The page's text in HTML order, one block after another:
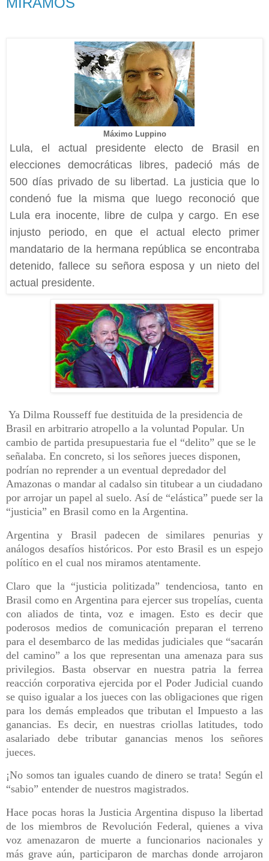
Máximo Luppino
Lula, el actual presidente electo de Brasil en
elecciones democráticas libres, padeció más de
500 días privado de su libertad. La justicia que lo
condenó fue la misma que luego reconoció que
Lula era inocente, libre de culpa y cargo. En ese
injusto periodo, en que el actual electo primer
mandatario de la hermana república se encontraba
detenido, fallece su señora esposa y un nieto del
actual presidente.
Ya Dilma Rousseff fue destituida de la presidencia de
Brasil en arbitrario atropello a la voluntad Popular. Un
cambio de partida presupuestaria fue el “delito” que se le
señalaba. En concreto, si los señores jueces disponen,
podrían no reprender a un eventual depredador del
Amazonas o mandar al cadalso sin titubear a un ciudadano
por arrojar un papel al suelo. Así de “elástica” puede ser la
“justicia” en Brasil como en la Argentina.
Argentina y Brasil padecen de similares penurias y
análogos desafíos históricos. Por esto Brasil es un espejo
político en el cual nos miramos atentamente.
Claro que la “justicia politizada” tendenciosa, tanto en
Brasil como en Argentina para ejercer sus tropelías, cuenta
con aliados de tinta, voz e imagen. Esto es decir que
poderosos medios de comunicación preparan el terreno
para el desembarco de las medidas judiciales que “sacarán
del camino” a los que representan una amenaza para sus
privilegios. Basta observar en nuestra patria la ferrea
reacción corporativa ejercida por el Poder Judicial cuando
se quiso igualar a los jueces con las obligaciones que rigen
para los demás empleados que tributan el Impuesto a las
ganancias. Es decir, en nuestras criollas latitudes, todo
asalariado debe tributar ganancias menos los señores
jueces.
¡No somos tan iguales cuando de dinero se trata! Según el
“sabio” entender de nuestros magistrados.
Hace pocas horas la Justicia Argentina dispuso la libertad
de los miembros de Revolución Federal, quienes a viva
voz amenazaron de muerte a funcionarios nacionales y
más grave aún, participaron de marchas donde arrojaron